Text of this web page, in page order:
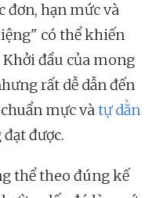
đơn, hạn mức và
có thể khiến
Khởi đầu của mong
rất dễ dẫn đến
mực vàtự dằn
được.
thể theo đúng kế